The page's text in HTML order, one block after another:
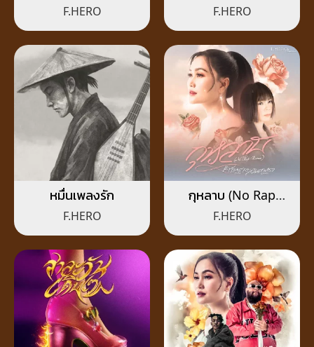
F.HERO F.HERO
หมื่นเพลงรัก
F.HERO
กุหลาบ (No Rap
Remix)
F.HERO